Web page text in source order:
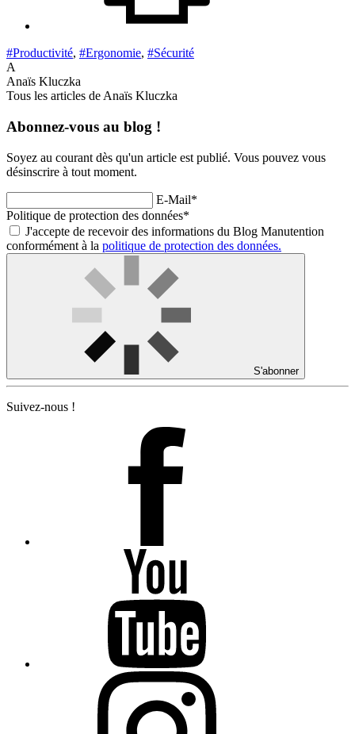
#Productivité, #Ergonomie, #Sécurité
A
Anaïs Kluczka
Tous les articles de Anaïs Kluczka
Abonnez-vous au blog !
Soyez au courant dès qu'un article est publié. Vous pouvez vous
désinscrire à tout moment.
E-Mail*
Politique de protection des données*
J'accepte de recevoir des informations du Blog Manutention
conformément à la politique de protection des données.
S'abonner
Suivez-nous !